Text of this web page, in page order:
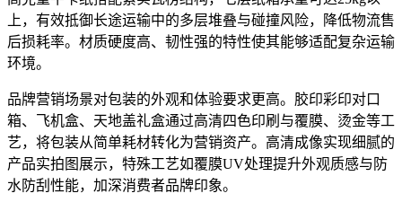
上，有效抵御长途运输中的多层堆叠与碰撞风险，降低物流售
后损耗率。材质硬度高、韧性强的特性使其能够适配复杂运输
环境。
品牌营销场景对包装的外观和体验要求更高。胶印彩印对口
箱、飞机盒、天地盖礼盒通过高清四色印刷与覆膜、烫金等工
艺，将包装从简单耗材转化为营销资产。高清成像实现细腻的
产品实拍图展示，特殊工艺如覆膜UV处理提升外观质感与防
水防刮性能，加深消费者品牌印象。